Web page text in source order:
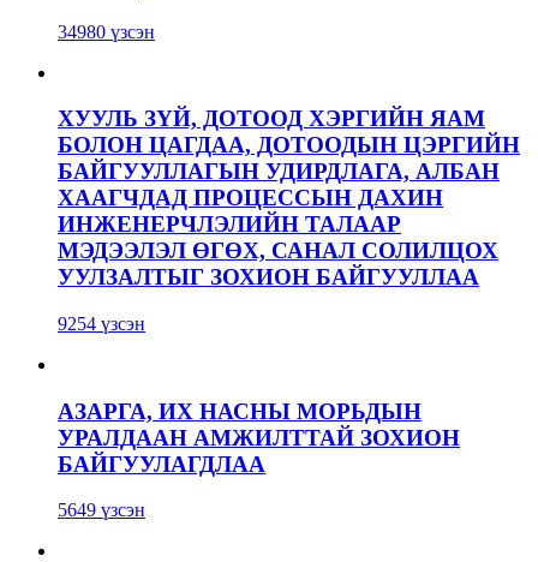
34980 үзсэн
ХУУЛЬ ЗҮЙ, ДОТООД ХЭРГИЙН ЯАМ
БОЛОН ЦАГДАА, ДОТООДЫН ЦЭРГИЙН
БАЙГУУЛЛАГЫН УДИРДЛАГА, АЛБАН
ХААГЧДАД ПРОЦЕССЫН ДАХИН
ИНЖЕНЕРЧЛЭЛИЙН ТАЛААР
МЭДЭЭЛЭЛ ӨГӨХ, САНАЛ СОЛИЛЦОХ
УУЛЗАЛТЫГ ЗОХИОН БАЙГУУЛЛАА
9254 үзсэн
АЗАРГА, ИХ НАСНЫ МОРЬДЫН
УРАЛДААН АМЖИЛТТАЙ ЗОХИОН
БАЙГУУЛАГДЛАА
5649 үзсэн